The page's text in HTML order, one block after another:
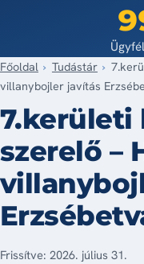
Főoldal Tudástár
villanybojler javítás
7.kerületi
szerelő –
Frissítve: 2026. július 31.